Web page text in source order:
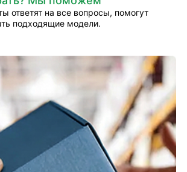
ответят на все вопросы, помогут
подходящие модели.